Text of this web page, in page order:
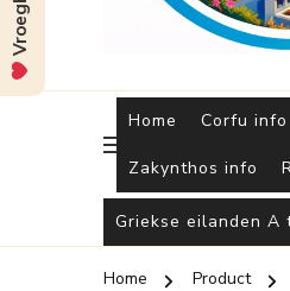
Home Corfu info
Zakynthos info
Griekse eilanden A
Home Product